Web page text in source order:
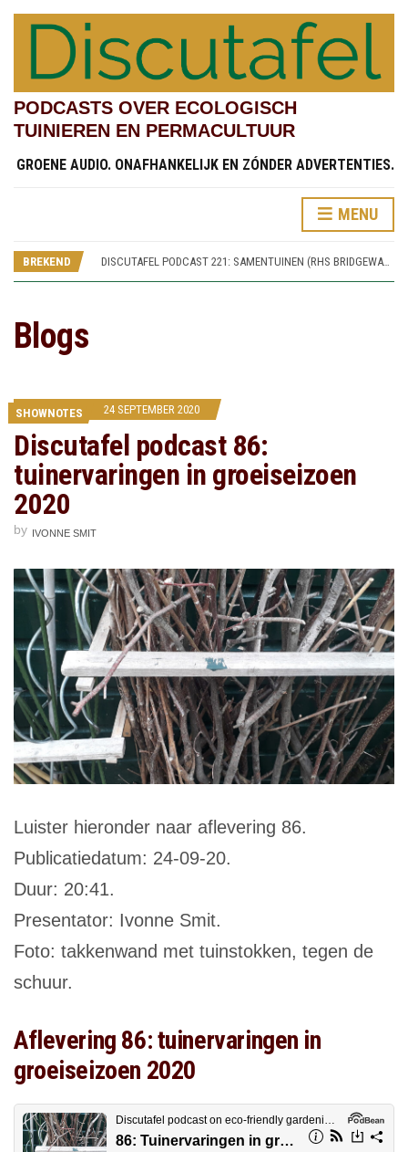
PODCASTS OVER ECOLOGISCH
TUINIEREN EN PERMACULTUUR
GROENE AUDIO. ONAFHANKELIJK EN ZÓNDER ADVERTENTIES.
MENU
BREKEND
DISCUTAFEL PODCAST 221: SAMENTUINEN (RHS BRIDGEWATER 6)
DISCUTAFEL PODCAST 220: SPOREN VAN WORSLEY NEW HALL (RHS BRIDGEWATER 5)
Blogs
SHOWNOTES 24 SEPTEMBER 2020
Discutafel podcast 86:
tuinervaringen in groeiseizoen
2020
by IVONNE SMIT
Luister hieronder naar aflevering 86.
Publicatiedatum: 24-09-20.
Duur: 20:41.
Presentator: Ivonne Smit.
Foto: takkenwand met tuinstokken, tegen de
schuur.
Aflevering 86: tuinervaringen in
groeiseizoen 2020